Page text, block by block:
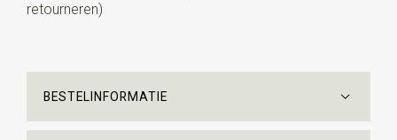
retourneren)
BESTELINFORMATIE